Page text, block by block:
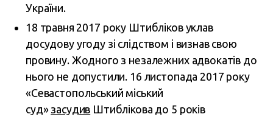
України.
18 травня 2017 року Штибліков уклав
досудову угоду зі слідством і визнав свою
провину. Жодного з незалежних адвокатів до
нього не допустили. 16 листопада 2017 року
«Севастопольський міський
суд» засудив Штиблікова до 5 років